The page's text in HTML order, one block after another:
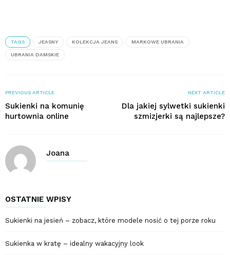
TAGS JEASNY KOLEKCJA JEANS MARKOWE UBRANIA
UBRANIA DAMSKIE
PREVIOUS ARTICLE
Sukienki na komunię
hurtownia online
NEXT ARTICLE
Dla jakiej sylwetki sukienki
szmizjerki są najlepsze?
Joana
OSTATNIE WPISY
Sukienki na jesień – zobacz, które modele nosić o tej porze roku
Sukienka w kratę – idealny wakacyjny look